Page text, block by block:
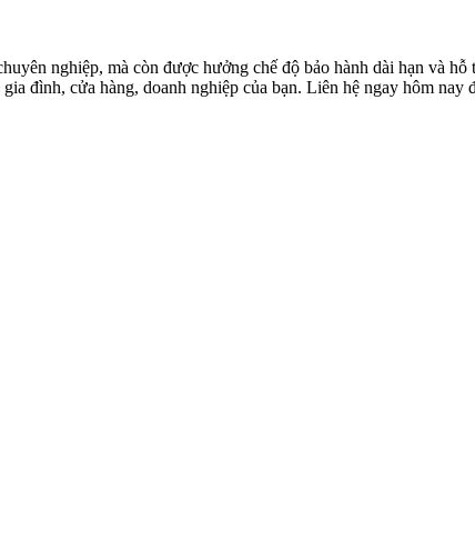
nghiệp, mà còn được hưởng chế độ bảo hành dài hạn và
đình, cửa hàng, doanh nghiệp của bạn. Liên hệ ngay hôm nay